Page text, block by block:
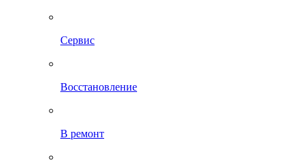
Сервис
Восстановление
В ремонт